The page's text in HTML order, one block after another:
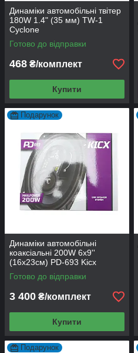
Динаміки автомобільні твітер
180W 1.4" (35 мм) TW-1
Cyclone
Готово до відправки
468 ₴/комплект
Купити
Подарунок
Динаміки автомобільні
коаксіальні 200W 6x9''
(16x23см) PD-693 Kicx
Готово до відправки
3 400 ₴/комплект
Купити
Подарунок